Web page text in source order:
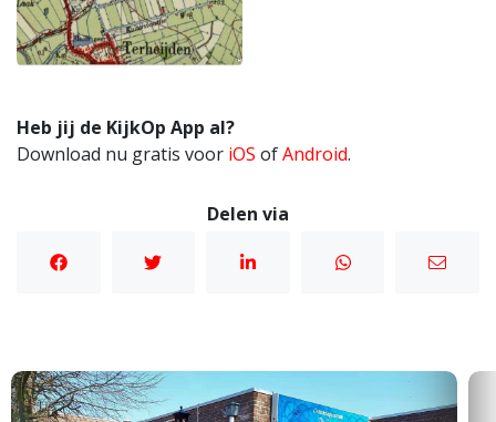
Heb jij de KijkOp App al?
Download nu gratis voor iOS ofAndroid.
Delen via